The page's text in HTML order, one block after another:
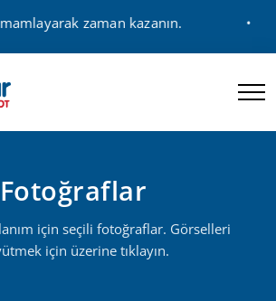
zaman kazanın.
Fotoğraflar
için seçili fotoğraflar. Görselleri
için üzerine tıklayın.